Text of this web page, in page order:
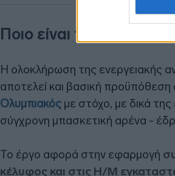
Ποιο είναι το έργο
Η ολοκλήρωση της ενεργειακής
αποτελεί και βασική
Ολυμπιακός με στόχο, με δικά
σύγχρονη μπασκετική αρένα -
Το έργο αφορά στην εφαρμογή
κέλυφος και στις Η/Μ